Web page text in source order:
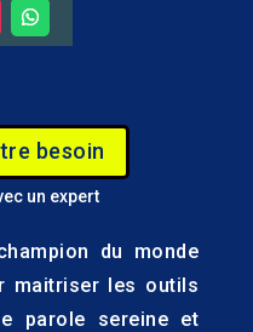
besoin
un expert
du monde
maitriser les outils
parole sereine et